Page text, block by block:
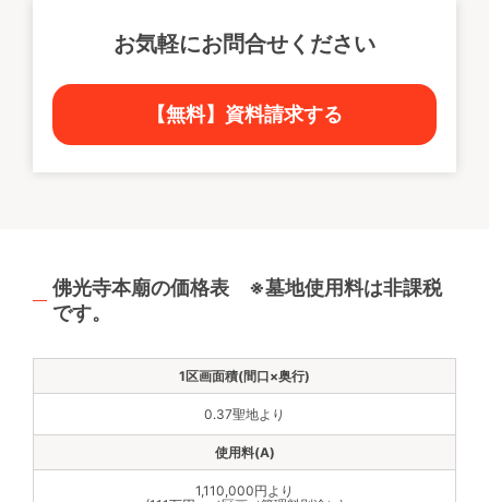
お気軽にお問合せください
【無料】資料請求する
佛光寺本廟の価格表 ※墓地使用料は非課税
です。
0.37聖地より
1,110,000円より